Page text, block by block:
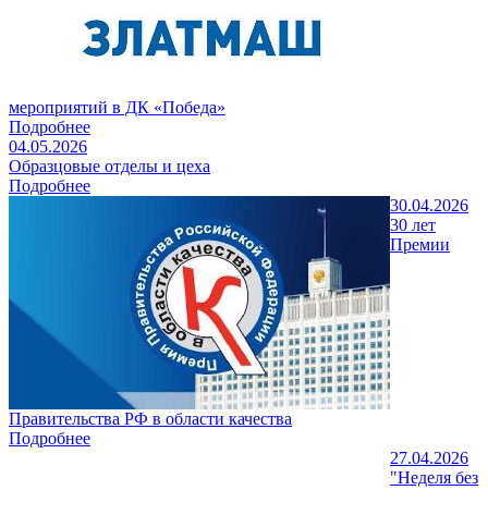
мероприятий в ДК «Победа»
Подробнее
04.05.2026
Образцовые отделы и цеха
Подробнее
30.04.2026
30 лет
Премии
Правительства РФ в области качества
Подробнее
27.04.2026
"Неделя без